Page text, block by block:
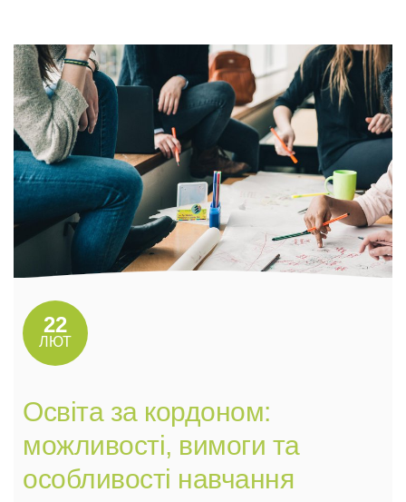
22
ЛЮТ
Освіта за кордоном:
можливості, вимоги та
особливості навчання